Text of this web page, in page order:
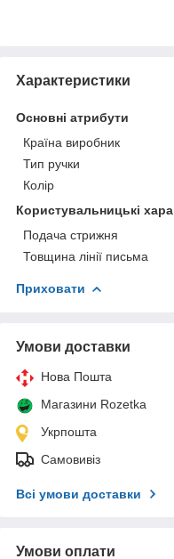
Характеристики
Основні атрибути
Країна виробник
Тип ручки
Колір
Користувальницькі
Подача стрижня
Товщина лінії письма
Приховати
Умови доставки
Нова Пошта
Магазини Rozetka
Укрпошта
Самовивіз
Всі умови доставки
Умови оплати